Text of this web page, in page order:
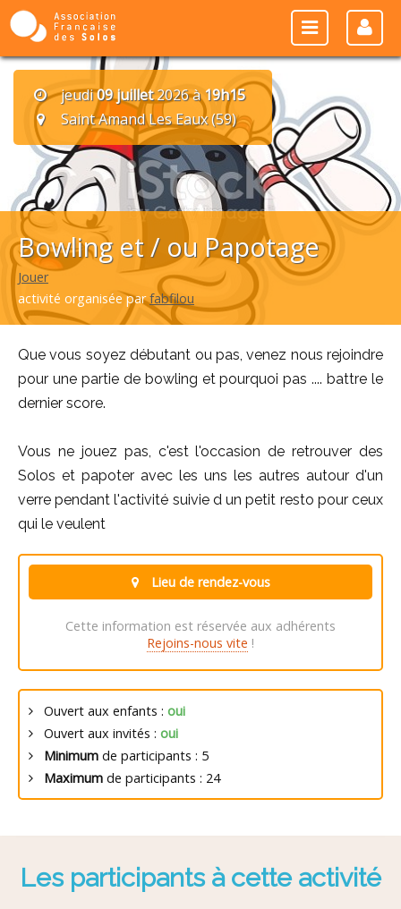
jeudi09 juillet2026 à19h15
Saint Amand Les Eaux (59)
Bowling et / ou Papotage
Jouer
activité organisée parfabfilou
Que vous soyez débutant ou pas, venez nous rejoindre
pour une partie de bowling et pourquoi pas .... battre le
dernier score.
Vous ne jouez pas, c'est l'occasion de retrouver des
Solos et papoter avec les uns les autres autour d'un
verre pendant l'activité suivie d un petit resto pour ceux
qui le veulent
Lieu de rendez-vous
Cette information est réservée aux adhérents
Rejoins-nous vite !
Ouvert aux enfants : oui
Ouvert aux invités : oui
Minimum de participants : 5
Maximum de participants : 24
Les participants à cette activité